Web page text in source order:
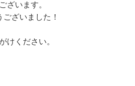
ざいます。
ざいました！
けください。